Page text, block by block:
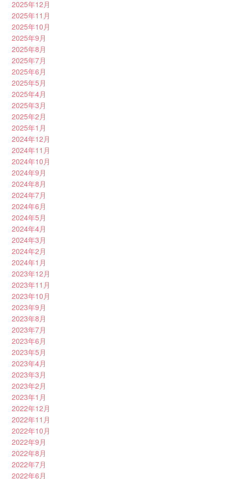
2025年12月
2025年11月
2025年10月
2025年9月
2025年8月
2025年7月
2025年6月
2025年5月
2025年4月
2025年3月
2025年2月
2025年1月
2024年12月
2024年11月
2024年10月
2024年9月
2024年8月
2024年7月
2024年6月
2024年5月
2024年4月
2024年3月
2024年2月
2024年1月
2023年12月
2023年11月
2023年10月
2023年9月
2023年8月
2023年7月
2023年6月
2023年5月
2023年4月
2023年3月
2023年2月
2023年1月
2022年12月
2022年11月
2022年10月
2022年9月
2022年8月
2022年7月
2022年6月